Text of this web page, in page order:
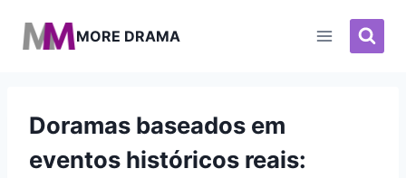
para
MORE DRAMA
Doramas baseados em
eventos históricos reais: